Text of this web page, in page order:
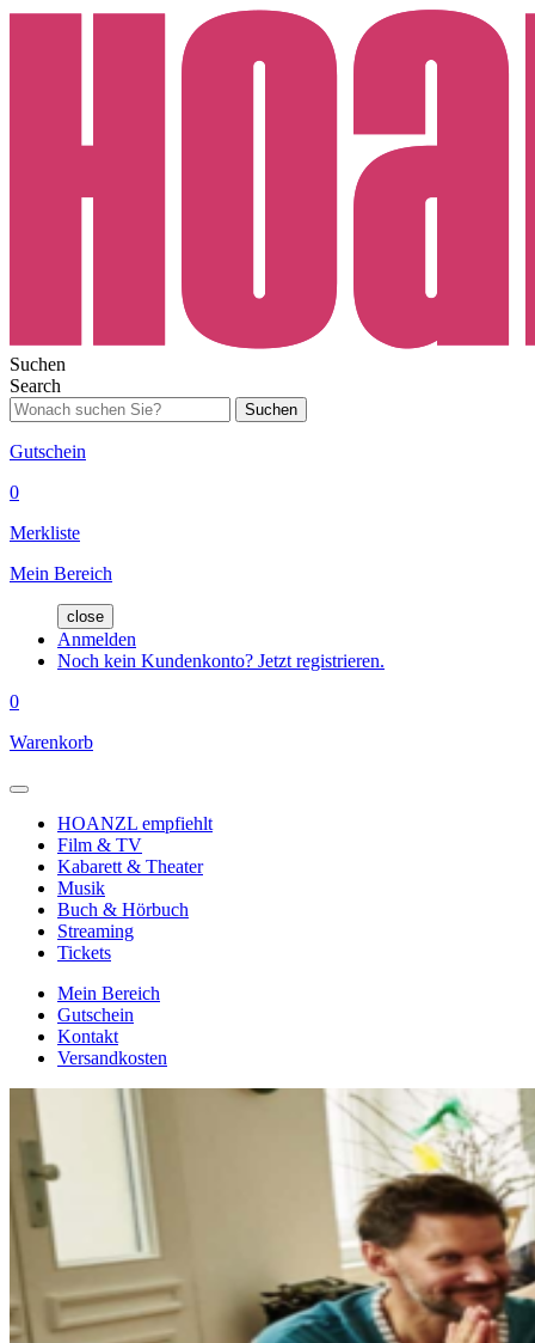
Suchen
Search
Suchen
Gutschein
0
Merkliste
Mein Bereich
close
Anmelden
Noch kein Kundenkonto? Jetzt registrieren.
0
Warenkorb
HOANZL empfiehlt
Film & TV
Kabarett & Theater
Musik
Buch & Hörbuch
Streaming
Tickets
Mein Bereich
Gutschein
Kontakt
Versandkosten